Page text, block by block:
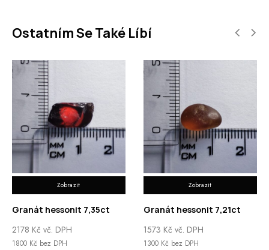
Ostatním Se Také Líbí
Zobrazit
Granát hessonit 7,35ct
2178 Kč vč. DPH
1800 Kč bez DPH
Zobrazit
Granát hessonit 7,21ct
1573 Kč vč. DPH
1300 Kč bez DPH